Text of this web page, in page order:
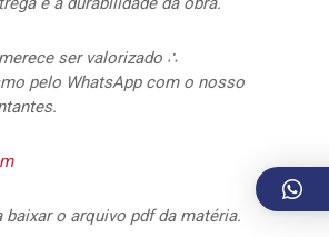
ser valorizado ∴
pelo WhatsApp com o nosso
baixar o arquivo pdf da matéria.